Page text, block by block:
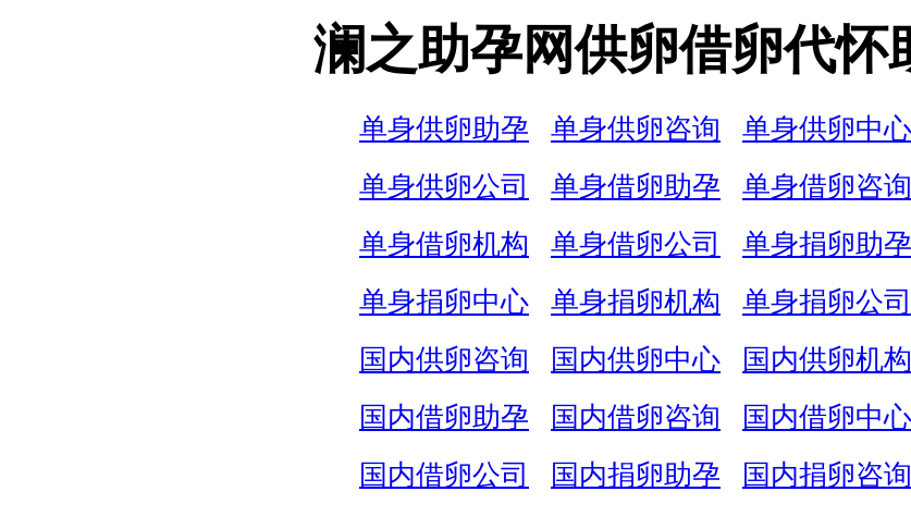
澜之助孕网供卵借卵代怀
单身供卵助孕 单身供卵咨询 单身供卵中心
单身供卵公司
单身借卵助孕 单身借卵咨询
单身借卵机构
单身借卵公司 单身捐卵助孕
单身捐卵中心
单身捐卵机构 单身捐卵公司
国内供卵咨询
国内供卵中心 国内供卵机构
国内借卵助孕
国内借卵咨询 国内借卵中心
国内借卵公司
国内捐卵助孕 国内捐卵咨询